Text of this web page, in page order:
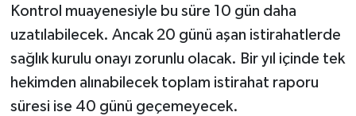
Kontrol muayenesiyle bu süre 10 gün daha
uzatılabilecek. Ancak 20 günü aşan istirahatlerde
sağlık kurulu onayı zorunlu olacak. Bir yıl içinde tek
hekimden alınabilecek toplam istirahat raporu
süresi ise 40 günü geçemeyecek.